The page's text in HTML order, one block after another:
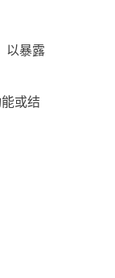
以暴露
或结